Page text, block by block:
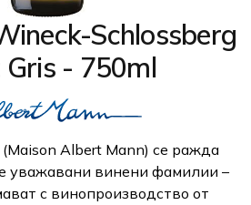
Schlossberg
Gris - 750ml
Albert Mann) се ражда
уважавани винени фамилии –
с винопроизводство от